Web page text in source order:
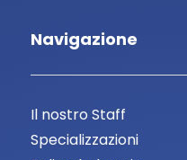
Navigazione
Il nostro Staff
Specializzazioni